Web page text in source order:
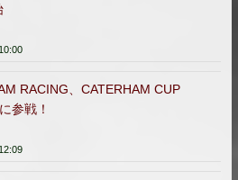
RACING、CATERHAM CUP
参戦！